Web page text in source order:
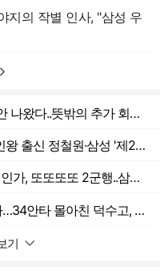
지의 작별 인사, "삼성 우
'타율 0.133' 강백호 진짜 모습 아직 안 나왔다..뜻밖의 추가 회복 시간, 폭염 브레이크가 보약 될까
폭염으로 리그는 멈췄지만..롯데 신인왕 출신 정철원·삼성 '제2의 강명구' 이진용, 1군 엔트리 말소
'두산→롯데' 27살 투수 벌써 몇 번째인가, 또또또또 2군행..삼성 20살 외야수도 말소
'와 42-0' 이런 야구 경기가 있습니다…34안타 몰아친 덕수고, 봉황대기 1회전서 5회 콜드게임 승리
기